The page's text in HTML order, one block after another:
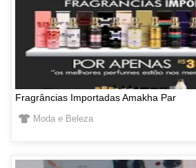
Fragrâncias Importadas Amakha Par
Moda e Beleza